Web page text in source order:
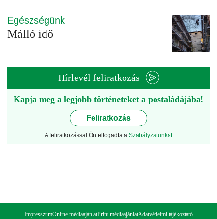
Egészségünk
Málló idő
Hírlevél feliratkozás
Kapja meg a legjobb történeteket a postaládájába!
Feliratkozás
A feliratkozással Ön elfogadta a Szabályzatunkat
ImpresszumOnline médiaajánlatPrint médiaajánlatAdatvédelmi tájékoztató